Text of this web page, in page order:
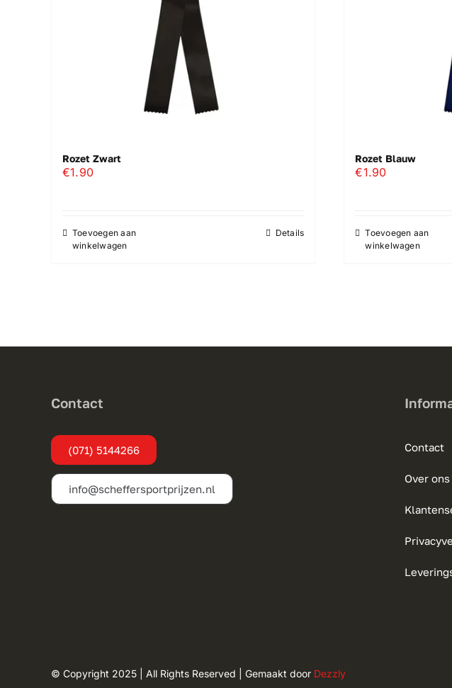
Rozet Zwart
€1.90
Toevoegen aan
winkelwagen
Details
Rozet Blauw
€1.90
Toevoegen aan
winkelwagen
Contact
(071) 5144266
info@scheffersportprijzen.nl
Contact
Over ons
© Copyright 2025 | All Rights Reserved | Gemaakt door Dezzly